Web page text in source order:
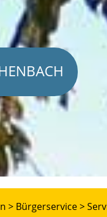
> Bürgerservice >